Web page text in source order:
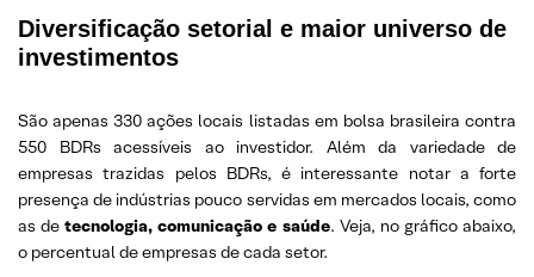
Diversificação setorial e maior universo de
investimentos
São apenas 330 ações locais listadas em bolsa brasileira contra
550 BDRs acessíveis ao investidor. Além da variedade de
empresas trazidas pelos BDRs, é interessante notar a forte
presença de indústrias pouco servidas em mercados locais, como
as detecnologia, comunicação e saúde. Veja, no gráfico abaixo,
o percentual de empresas de cada setor.